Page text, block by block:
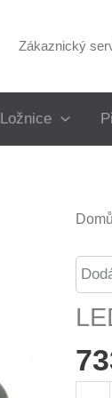
Zákaznický
Ložnice
Domů